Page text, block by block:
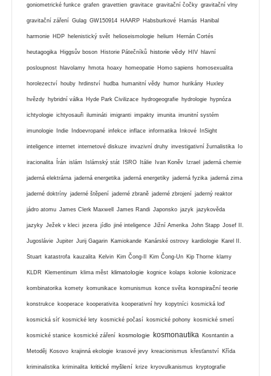
goniometrické funkce grafen gravettien gravitace gravitační čočky gravitační vlny
gravitační záření Gulag GW150914 HAARP Habsburkové Hamás Hanibal
harmonie HDP helenistický svět helioseismologie helium Hernán Cortés
heutagogika Higgsův boson Historie Pátečníků historie vědy HIV hlavní
posloupnost hlavolamy hmota hoaxy homeopatie Homo sapiens homosexualita
horolezectví houby hrdinství hudba humanitní vědy humor hurikány Huxley
hvězdy hybridní válka Hyde Park Civilizace hydrogeografie hydrologie hypnóza
ichtyologie ichtyosauři ilumináti imigranti impakty imunita imunitní systém
imunologie Indie Indoevropané infekce inflace informatika Inkové InSight
inteligence internet internetové diskuze invazivní druhy investigativní žurnalistika Io
iracionalita Írán islám Islámský stát ISRO Itálie Ivan Koněv Izrael jaderná chemie
jaderná elektrárna jaderná energetika jaderná energetiky jaderná fyzika jaderná zima
jaderné doktríny jaderné štěpení jaderné zbraně jaderné zbrojení jaderný reaktor
jádro atomu James Clerk Maxwell James Randi Japonsko jazyk jazykověda
jazyky Ježek v kleci jezera jídlo jiné inteligence Jižní Amerika John Stapp Josef II.
Jugoslávie Jupiter Jurij Gagarin Kamiokande Kanárské ostrovy kardiologie Karel II.
Stuart katastrofa kauzalita Kelvin Kim Čong-Il Kim Čong-Un Kip Thorne klamy
KLDR Klementinum klima měst klimatologie kognice kolaps kolonie kolonizace
kombinatorika komety komunikace komunismus konce světa konspirační teorie
konstrukce kooperace kooperativita kooperativní hry kopytníci kosmická loď
kosmická síť kosmické lety kosmické počasí kosmické pohony kosmické smetí
kosmické stanice kosmické záření kosmologie kosmonautika Kosntantin a
Metoděj Kosovo krajinná ekologie krasové jevy kreacionismus křesťanství Křída
kriminalistika kriminalita kritické myšlení krize kryovulkanismus kryptografie